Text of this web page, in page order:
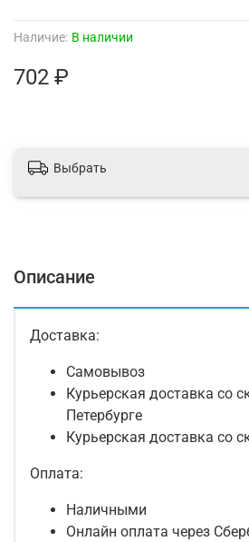
Наличие: В наличии
702 ₽
Выбрать
Описание
Доставка:
Самовывоз
Курьерская доставка со
Петербурге
Курьерская доставка со
Оплата:
Наличными
Онлайн оплата через